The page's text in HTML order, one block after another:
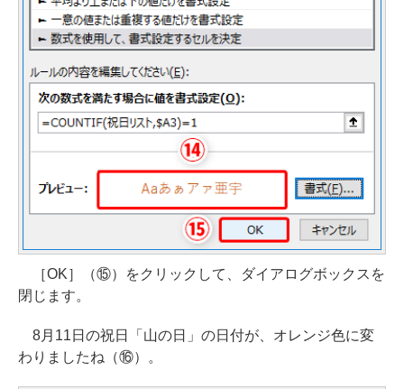
［OK］（⑮）をクリックして、ダイアログボックスを
閉じます。
8月11日の祝日「山の日」の日付が、オレンジ色に変
わりましたね（⑯）。